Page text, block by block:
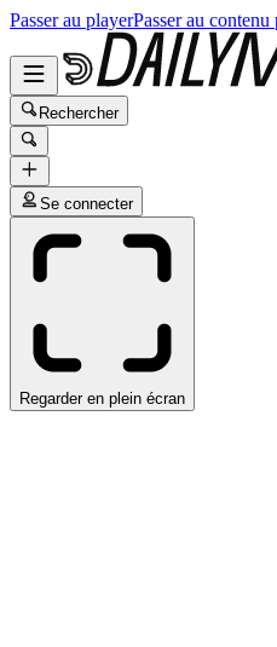
Passer au playerPasser au
Rechercher
Se connecter
Regarder en plein écran